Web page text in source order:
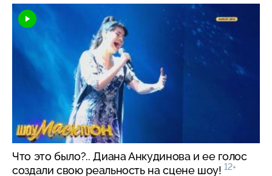
Что это было?.. Диана Анкудинова и ее голос
создали свою реальность на сцене шоу! 12+